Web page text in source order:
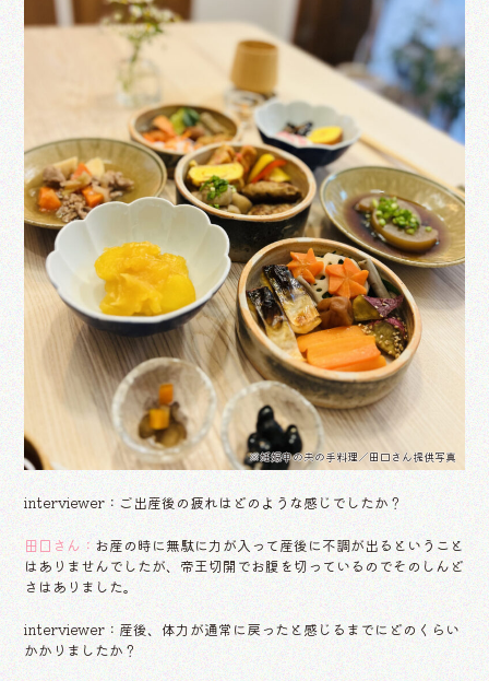
※妊娠中の夫の手料理／田口さん提供写真
interviewer：ご出産後の疲れはどのような感じでしたか？
田口さん： お産の時に無駄に力が入って産後に不調が出るということ
はありませんでしたが、帝王切開でお腹を切っているのでそのしんど
さはありました。
interviewer：産後、体力が通常に戻ったと感じるまでにどのくらい
かかりましたか？